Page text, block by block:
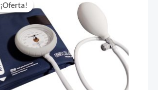
¡Oferta!
¡Oferta!original
era:
$ 425.663.$ 383.000.